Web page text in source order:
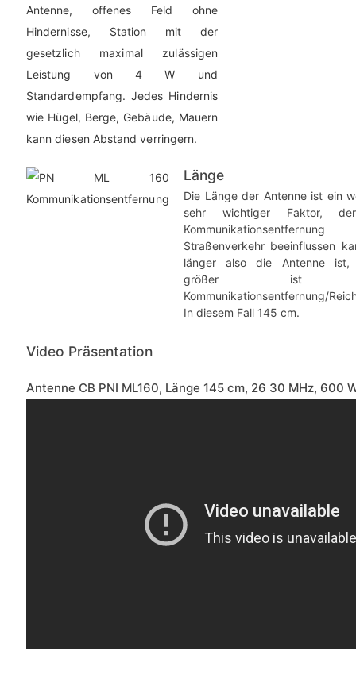
Antenne, offenes Feld ohne
Hindernisse, Station mit der
gesetzlich maximal zulässigen
Leistung von 4 W und
Standardempfang. Jedes Hindernis
wie Hügel, Berge, Gebäude, Mauern
kann diesen Abstand verringern.
Länge
Die Länge der Antenne ist ein
sehr wichtiger Faktor,
Straßenverkehr beeinflussen
länger also die Antenne ist,
größer ist
Kommunikationsentfernung/
In diesem Fall 145 cm.
Video Präsentation
Antenne CB PNI ML160, Länge 145 cm, 26 30 MHz, 600